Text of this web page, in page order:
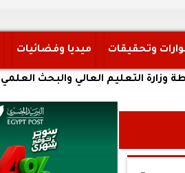
وتحقيقات ميديا وفضائيات
العالي والبحث العلمي